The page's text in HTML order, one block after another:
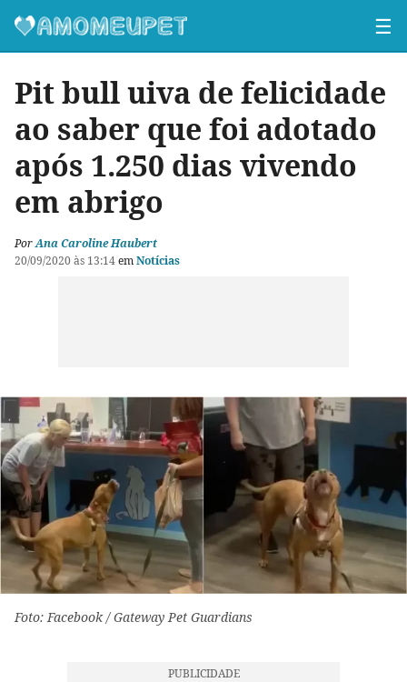
☰
Pit bull uiva de felicidade
ao saber que foi adotado
após 1.250 dias vivendo
em abrigo
PorAna Caroline Haubert
20/09/2020 às 13:14emNotícias
Foto: Facebook / Gateway Pet Guardians